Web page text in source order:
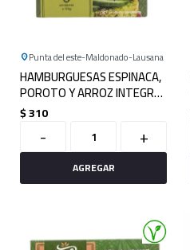
Punta del este Maldonado Lausana
HAMBURGUESAS ESPINACA,
POROTO Y ARROZ INTEGRAL
X 4
$310
- +